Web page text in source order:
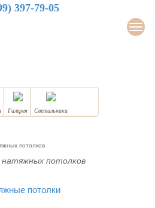
397-79-05
Галерея Светильники
потолков
натяжных потолков
потолки